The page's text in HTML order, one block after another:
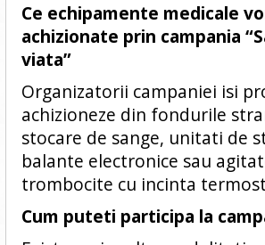
Ce echipamente medicale
achizionate prin campania
viata”
Organizatorii campaniei isi
achizioneze din fondurile
stocare de sange, unitati de
balante electronice sau
trombocite cu incinta
Cum puteti participa la